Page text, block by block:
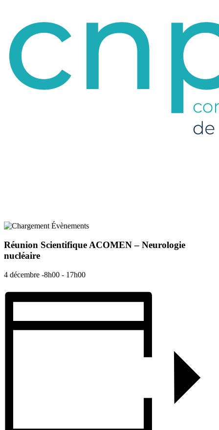
Réunion Scientifique ACOMEN – Neurologie
nucléaire
4 décembre -8h00 - 17h00